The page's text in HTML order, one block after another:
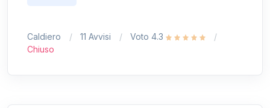
Caldiero 11 Avvisi
Voto 4.3
Chiuso